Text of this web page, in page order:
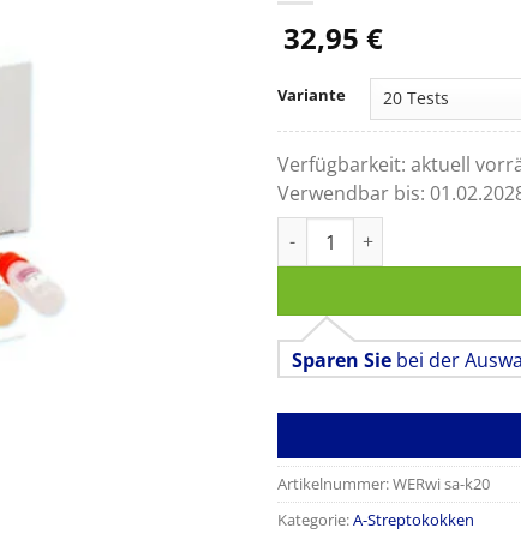
32,95 €
Variante
Verfügbarkeit: aktuell
Verwendbar bis:
Sparen Sie bei der
Artikelnummer:WERwi sa-k20
Kategorie:A-Streptokokken